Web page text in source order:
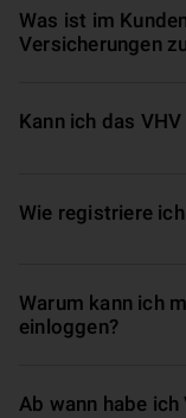
Was ist im
Versicherungen
Kann ich das
Wie registriere
Warum kann ich
einloggen?
Ab wann habe